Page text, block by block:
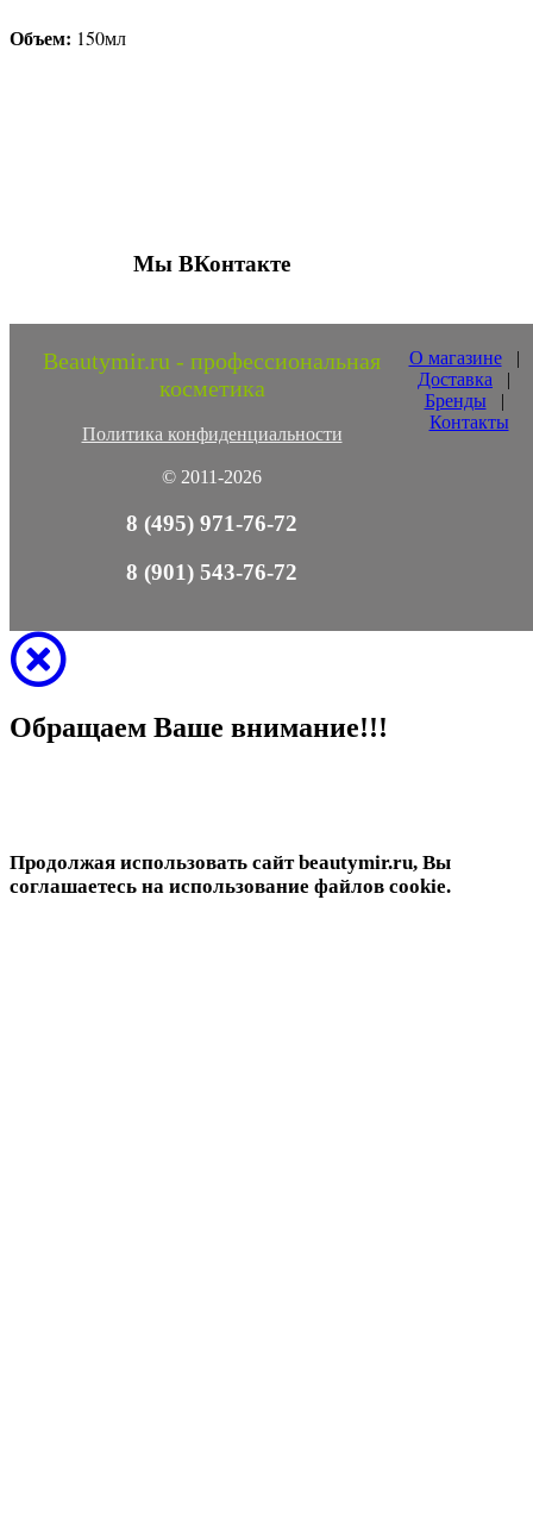
Объем: 150мл
Мы ВКонтакте
Beautymir.ru - профессиональная
косметика
Политика конфиденциальности
© 2011-2026
О магазине|
Доставка |
Бренды |
Контакты
8 (495) 971-76-72
8 (901) 543-76-72
Обращаем Ваше внимание!!!
Продолжая использовать сайт beautymir.ru, Вы
соглашаетесь на использование файлов cookie.